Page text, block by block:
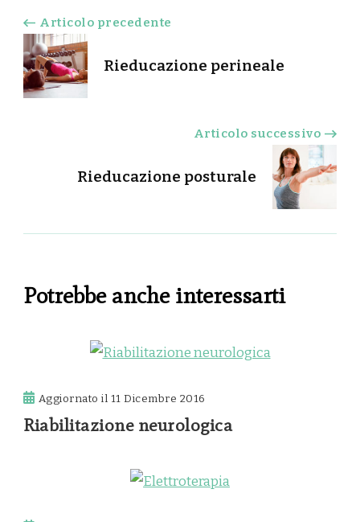
Navigazione
articoli
Articolo precedente
Rieducazione perineale
Articolo successivo
Rieducazione posturale
Potrebbe anche interessarti
Aggiornato il 11 Dicembre 2016
Riabilitazione neurologica